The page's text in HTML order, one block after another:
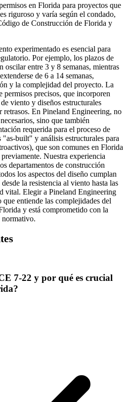
en Florida para proyectos que
riguroso y varía según el condado,
de Construcción de Florida y
experimentado es esencial para
Por ejemplo, los plazos de
oscilar entre 3 y 8 semanas, mientras
de 6 a 14 semanas,
y la complejidad del proyecto. La
permisos precisos, que incorporen
viento y diseños estructurales
retrasos. En Pineland Engineering, no
sino que también
requerida para el proceso de
built" y análisis estructurales para
que son comunes en Florida
Nuestra experiencia
departamentos de construcción
los aspectos del diseño cumplan
la resistencia al viento hasta las
vital. Elegir a Pineland Engineering
entiende las complejidades del
y está comprometido con la
7-22 y por qué es crucial